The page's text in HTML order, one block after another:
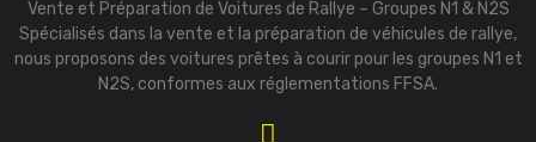
Vente et Préparation de Voitures de Rallye – Groupes N1 & N2S
Spécialisés dans la vente et la préparation de véhicules de rallye,
nous proposons des voitures prêtes à courir pour les groupes N1 et
N2S, conformes aux réglementations FFSA.